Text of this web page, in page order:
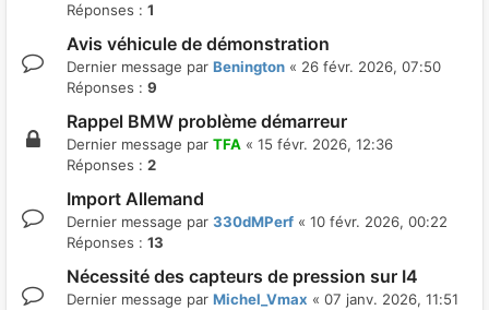
Réponses : 1
Avis véhicule de démonstration
Dernier message par Benington « 26 févr. 2026, 07:50
Réponses : 9
Rappel BMW problème démarreur
Dernier message par TFA « 15 févr. 2026, 12:36
Réponses : 2
Import Allemand
Dernier message par 330dMPerf « 10 févr. 2026, 00:22
Réponses : 13
Nécessité des capteurs de pression sur I4
Dernier message par Michel_Vmax « 07 janv. 2026, 11:51